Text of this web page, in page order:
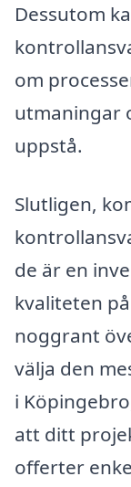
Dessutom
om
utmaningar
uppstå.
Slutligen,
de är en
kvaliteten
noggrant
välja den
i
att ditt
offerter